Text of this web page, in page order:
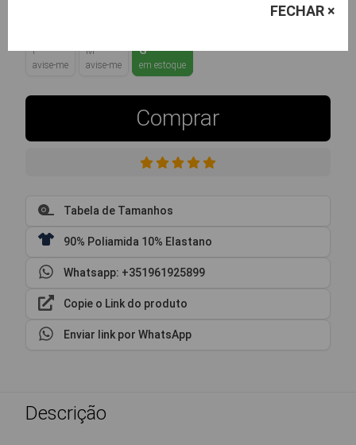
P
avise-me
M
avise-me
G
em estoque
Comprar
Tabela de Tamanhos
90% Poliamida 10% Elastano
Whatsapp: +351961925899
Copie o Link do produto
Enviar link por WhatsApp
Descrição
FECHAR ×